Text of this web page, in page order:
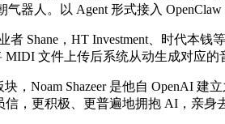
器人。以 Agent 形式接入 OpenClaw
，HT Investment、时代本钱
文件上传后系统从动生成对应的
Noam Shazeer 是他自 OpenAI 建
，更积极、更普遍地拥抱 AI，亲